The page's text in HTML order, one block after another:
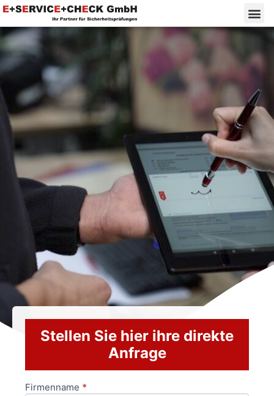
Stellen Sie hier ihre direkte
Anfrage
Anfrageformular
Firmenname *